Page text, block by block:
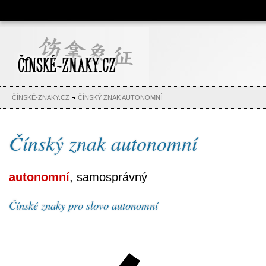
Čínské znaky, česko-čínský
slovník, abeceda, jména,
tetování
ČÍNSKÉ-ZNAKY.CZ ČÍNSKÝ ZNAK AUTONOMNÍ
Čínský znak autonomní
autonomní, samosprávný
Čínské znaky pro slovo autonomní